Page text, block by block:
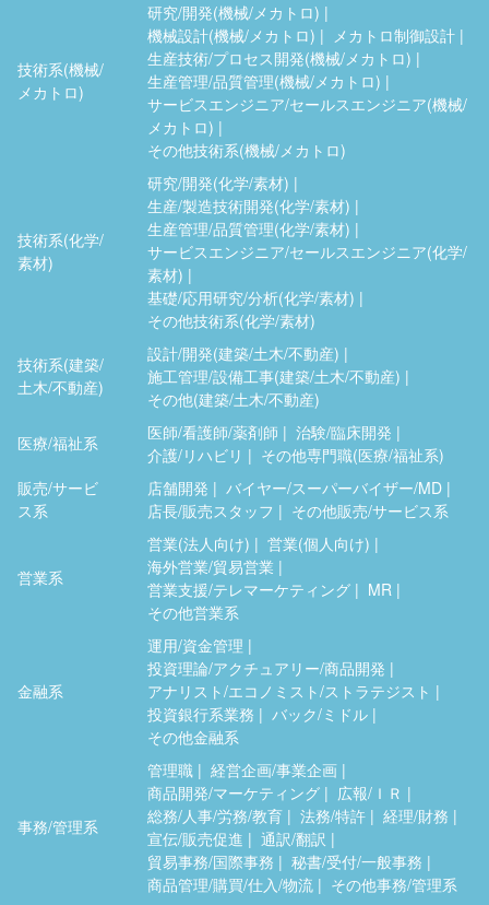
技術系(機械/
メカトロ)
研究/開発(機械/メカトロ)
機械設計(機械/メカトロ)
メカトロ制御設計
生産技術/プロセス開発(機械/メカトロ)
生産管理/品質管理(機械/メカトロ)
サービスエンジニア/セールスエンジニア(機械/
メカトロ)
その他技術系(機械/メカトロ)
技術系(化学/
素材)
研究/開発(化学/素材)
生産/製造技術開発(化学/素材)
生産管理/品質管理(化学/素材)
サービスエンジニア/セールスエンジニア(化学/
素材)
基礎/応用研究/分析(化学/素材)
その他技術系(化学/素材)
技術系(建築/
土木/不動産)
設計/開発(建築/土木/不動産)
施工管理/設備工事(建築/土木/不動産)
その他(建築/土木/不動産)
医療/福祉系
医師/看護師/薬剤師
治験/臨床開発
介護/リハビリ
その他専門職(医療/福祉系)
販売/サービ
ス系
店舗開発
バイヤー/スーパーバイザー/MD
店長/販売スタッフ
その他販売/サービス系
営業系
営業(法人向け)
営業(個人向け)
海外営業/貿易営業
営業支援/テレマーケティング
MR
その他営業系
金融系
運用/資金管理
投資理論/アクチュアリー/商品開発
アナリスト/エコノミスト/ストラテジスト
投資銀行系業務
バック/ミドル
その他金融系
事務/管理系
管理職
経営企画/事業企画
商品開発/マーケティング
広報/ＩＲ
総務/人事/労務/教育
法務/特許
経理/財務
宣伝/販売促進
通訳/翻訳
貿易事務/国際事務
秘書/受付/一般事務
商品管理/購買/仕入/物流
その他事務/管理系